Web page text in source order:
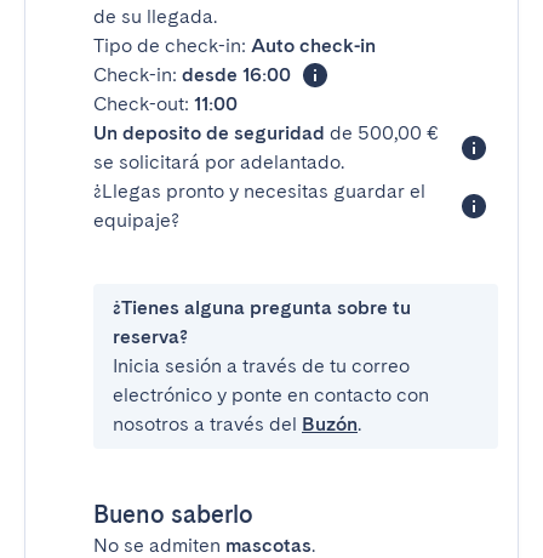
de su llegada.
Tipo de check-in: Auto check-in
Check-in: desde 16:00
Check-out: 11:00
Un deposito de seguridad de 500,00 €
se solicitará por adelantado.
¿Llegas pronto y necesitas guardar el
equipaje?
¿Tienes alguna pregunta sobre tu
reserva?
Inicia sesión a través de tu correo
electrónico y ponte en contacto con
nosotros a través del Buzón.
Bueno saberlo
No se admiten mascotas.